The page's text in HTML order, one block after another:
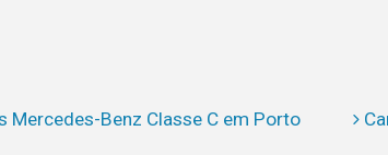
Mercedes-Benz Classe C em Porto